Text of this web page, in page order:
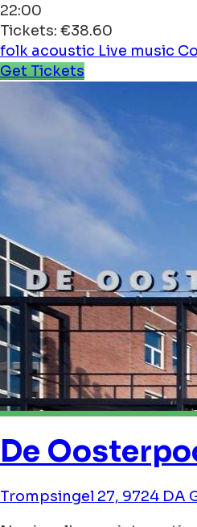
22:00
Tickets: €38.60
folk acoustic Live music
Get Tickets
De
Trompsingel 27, 9724 DA